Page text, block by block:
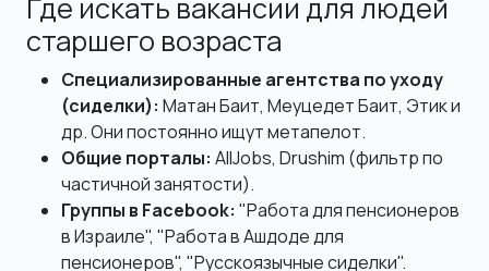
Где искать вакансии для людей
старшего возраста
Специализированные агентства по уходу
(сиделки): Матан Баит, Меуцедет Баит, Этик и
др. Они постоянно ищут метапелот.
Общие порталы: AllJobs, Drushim (фильтр по
частичной занятости).
Группы в Facebook: "Работа для пенсионеров
в Израиле", "Работа в Ашдоде для
пенсионеров", "Русскоязычные сиделки".